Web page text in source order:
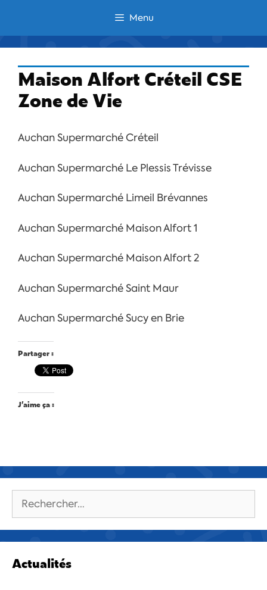
contenu
Menu
Maison Alfort Créteil CSE
Zone de Vie
Auchan Supermarché Créteil
Auchan Supermarché Le Plessis Trévisse
Auchan Supermarché Limeil Brévannes
Auchan Supermarché Maison Alfort 1
Auchan Supermarché Maison Alfort 2
Auchan Supermarché Saint Maur
Auchan Supermarché Sucy en Brie
Partager :
J’aime ça :
Rechercher :
Actualités